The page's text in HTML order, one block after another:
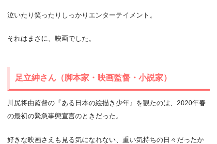
泣いたり笑ったりしっかりエンターテイメント。
それはまさに、映画でした。
足立紳さん（脚本家・映画監督・小説家）
川尻将由監督の『ある日本の絵描き少年』を観たのは、2020年春
の最初の緊急事態宣言のときだった。
好きな映画さえも見る気になれない、重い気持ちの日々だったか